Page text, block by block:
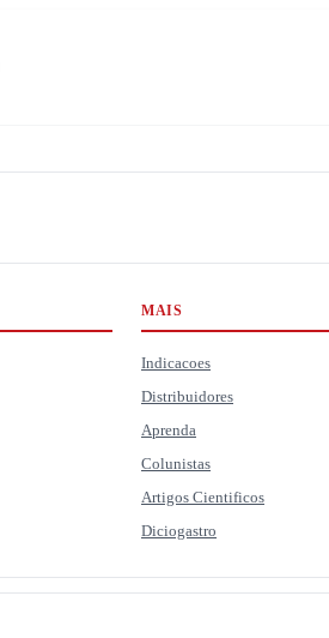
MAIS
Indicacoes
Distribuidores
Aprenda
Colunistas
Artigos Cientificos
Diciogastro